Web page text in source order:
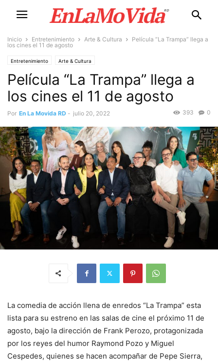
Inicio Entretenimiento Arte & Cultura
Película “La Trampa” llega a
los cines el 11 de agosto
Entretenimiento Arte & Cultura
Película “La Trampa” llega a
los cines el 11 de agosto
Por En La Movida RD - julio 20, 2022 0
393
La comedia de acción llena de enredos “La Trampa” esta
lista para su estreno en las salas de cine el próximo 11 de
agosto, bajo la dirección de Frank Perozo, protagonizada
por los reyes del humor Raymond Pozo y Miguel
Cespedes, quienes se hacen acompañar de Pepe Sierra,